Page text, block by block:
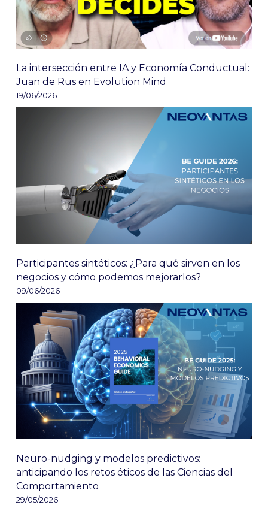
La intersección entre IA y Economía Conductual:
Juan de Rus en Evolution Mind
19/06/2026
Participantes sintéticos: ¿Para qué sirven en los
negocios y cómo podemos mejorarlos?
09/06/2026
Neuro-nudging y modelos predictivos:
anticipando los retos éticos de las Ciencias del
Comportamiento
29/05/2026